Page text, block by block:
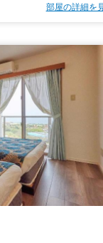
部屋の詳細を